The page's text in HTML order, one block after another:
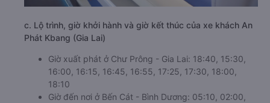
c. Lộ trình, giờ khởi hành và giờ kết thúc của xe khách An
Phát Kbang (Gia Lai)
Giờ xuất phát ở Chư Prông - Gia Lai: 18:40, 15:30,
16:00, 16:15, 16:45, 16:55, 17:25, 17:30, 18:00,
18:10
Giờ đến nơi ở Bến Cát - Bình Dương: 05:10, 02:00,